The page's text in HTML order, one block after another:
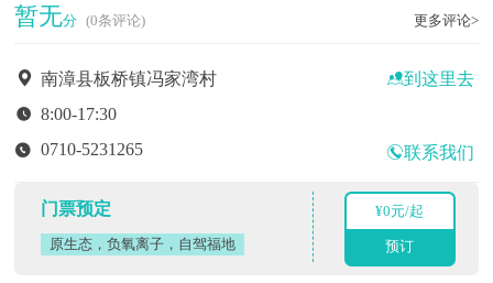
暂无分 (0条评论) 更多评论>
南漳县板桥镇冯家湾村
8:00-17:30
0710-5231265
到这里去
联系我们
门票预定
原生态，负氧离子，自驾福地
¥0元/起
预订